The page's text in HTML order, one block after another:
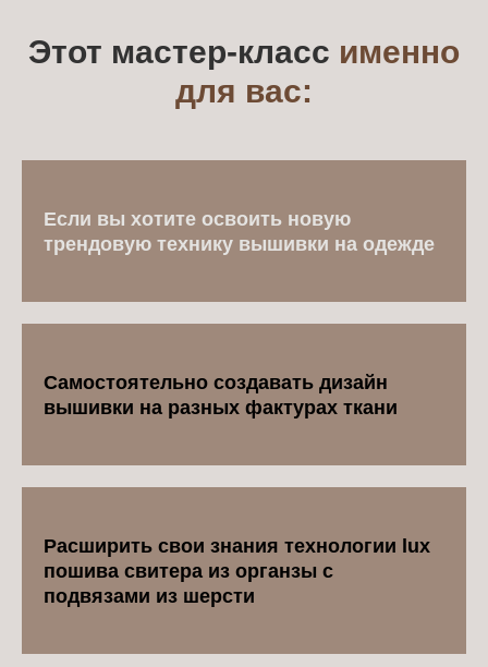
Этот мастер-класс именно
для вас:
Если вы хотите освоить новую
трендовую технику вышивки на одежде
Самостоятельно создавать дизайн
вышивки на разных фактурах ткани
Расширить свои знания технологии lux
пошива свитера из органзы с
подвязами из шерсти